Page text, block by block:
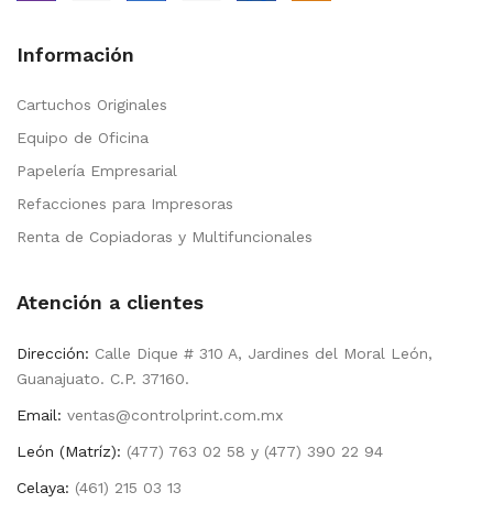
Información
Cartuchos Originales
Equipo de Oficina
Papelería Empresarial
Refacciones para Impresoras
Renta de Copiadoras y Multifuncionales
Atención a clientes
Dirección: Calle Dique # 310 A, Jardines del Moral León,
Guanajuato. C.P. 37160.
Email: ventas@controlprint.com.mx
León (Matríz): (477) 763 02 58 y (477) 390 22 94
Celaya: (461) 215 03 13